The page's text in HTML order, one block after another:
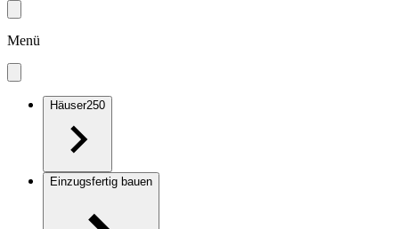
Menü
Häuser250
Einzugsfertig bauen